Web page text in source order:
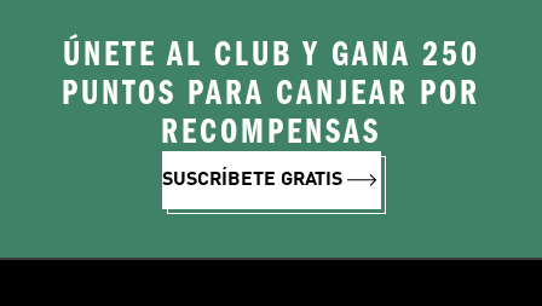
ÚNETE AL CLUB Y GANA 250
PUNTOS PARA CANJEAR POR
RECOMPENSAS
SUSCRÍBETE GRATIS